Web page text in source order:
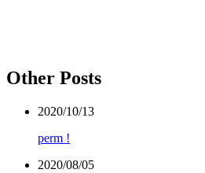
Other Posts
2020/10/13
perm !
2020/08/05